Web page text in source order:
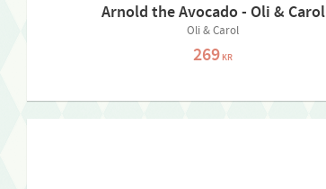
Arnold the Avocado - Oli & Carol
Oli & Carol
269KR